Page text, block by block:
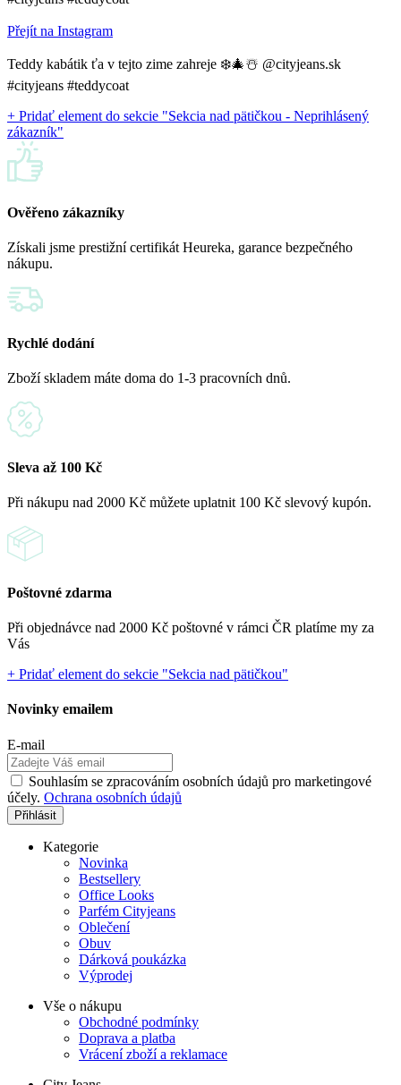
Přejít na Instagram
Teddy kabátik ťa v tejto zime zahreje ❄️🎄☃️ @cityjeans.sk
#cityjeans #teddycoat
+ Pridať element do sekcie "Sekcia nad pätičkou - Neprihlásený
zákazník"
Ověřeno zákazníky
Získali jsme prestižní certifikát Heureka, garance bezpečného
nákupu.
Rychlé dodání
Zboží skladem máte doma do 1-3 pracovních dnů.
Sleva až 100 Kč
Při nákupu nad 2000 Kč můžete uplatnit 100 Kč slevový kupón.
Poštovné zdarma
Při objednávce nad 2000 Kč poštovné v rámci ČR platíme my za
Vás
+ Pridať element do sekcie "Sekcia nad pätičkou"
Novinky emailem
E-mail
Souhlasím se zpracováním osobních údajů pro marketingové
účely. Ochrana osobních údajů
Kategorie
Novinka
Bestsellery
Office Looks
Parfém Cityjeans
Oblečení
Obuv
Dárková poukázka
Výprodej
Vše o nákupu
Obchodné podmínky
Doprava a platba
Vrácení zboží a reklamace